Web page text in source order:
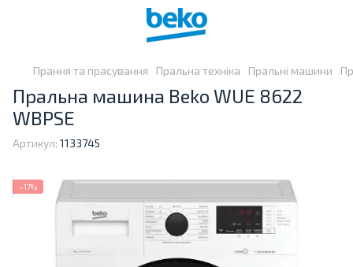
Прання та прасування Пральна техніка Пральні машини
Пральна машина Beko WUE 8622
WBPSE
Артикул: 1133745
−17%